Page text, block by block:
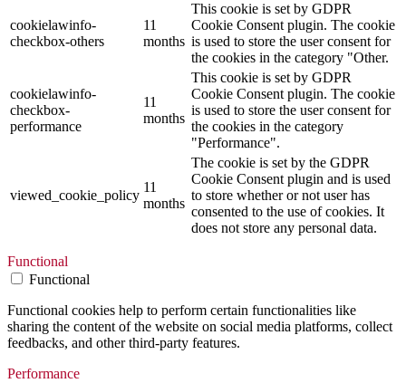
cookielawinfo-
checkbox-others
11
months
This cookie is set by GDPR
Cookie Consent plugin. The cookie
is used to store the user consent for
the cookies in the category "Other.
cookielawinfo-
checkbox-
performance
11
months
This cookie is set by GDPR
Cookie Consent plugin. The cookie
is used to store the user consent for
the cookies in the category
"Performance".
viewed_cookie_policy
11
months
The cookie is set by the GDPR
Cookie Consent plugin and is used
to store whether or not user has
consented to the use of cookies. It
does not store any personal data.
Functional
Functional
Functional cookies help to perform certain functionalities like
sharing the content of the website on social media platforms, collect
feedbacks, and other third-party features.
Performance